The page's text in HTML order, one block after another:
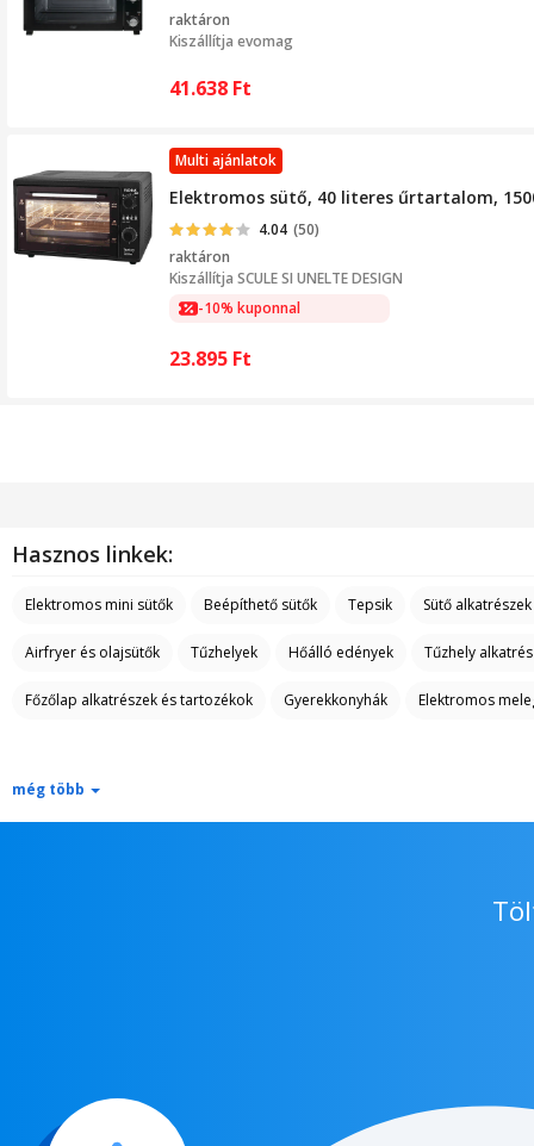
raktáron
Kiszállítja evomag
41.638 Ft
Multi ajánlatok
Elektromos sütő, 40 literes űrtartalom,
4.04 (50)
raktáron
Kiszállítja SCULE SI UNELTE DESIGN
-10% kuponnal
23.895 Ft
Hasznos linkek:
Elektromos mini sütők Beépíthető sütők Tepsik Sütő
Airfryer és olajsütők Tűzhelyek Hőálló edények Tűzhely
Főzőlap alkatrészek és tartozékok Gyerekkonyhák Elektromos
még több